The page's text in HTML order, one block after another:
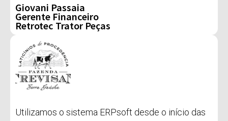
Giovani Passaia
Gerente Financeiro
Retrotec Trator Peças
Utilizamos o sistema ERPsoft desde o início das